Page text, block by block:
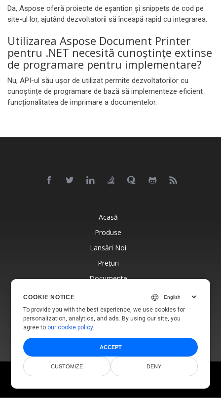
Da, Aspose oferă proiecte de eșantion și snippets de cod pe
site-ul lor, ajutând dezvoltatorii să înceapă rapid cu integrarea.
Utilizarea Aspose Document Printer
pentru .NET necesită cunoștințe extinse
de programare pentru implementare?
Nu, API-ul său ușor de utilizat permite dezvoltatorilor cu
cunoștințe de programare de bază să implementeze eficient
funcționalitatea de imprimare a documentelor.
Acasă
Produse
Lansări Noi
Prețuri
Documente
Blog
Site-Uri Web
© Aspose Pty Ltd 2001-2026.Toate Drepturile Rezervate.
COOKIE NOTICE
To provide you with the best experience, we use cookies for
personalization, analytics, and ads. By using our site, you
agree to our cookie policy.
ACCEPT
CUSTOMIZE DENY